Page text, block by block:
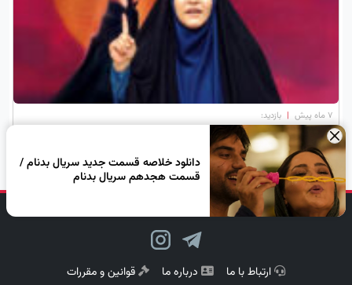
۷ ماه پیش | بازدید:
قاب قدیمی سحر امامی با مادورو وایرال شد×
دانلود خلاصه قسمت جدید سریال بدنام /
قسمت هجدهم سریال بدنام
دنبال کن، لبخند بزن!
ارتباط با ما درباره ما قوانین و مقررات